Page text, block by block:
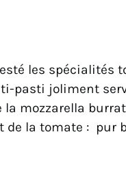
les spécialités
pasti joliment
la mozzarella
de la tomate : pur